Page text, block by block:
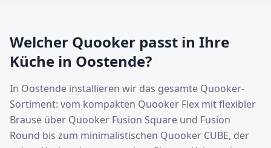
Welcher Quooker passt in Ihre
Küche in Oostende?
In Oostende installieren wir das gesamte Quooker-
Sortiment: vom kompakten Quooker Flex mit flexibler
Brause über Quooker Fusion Square und Fusion
Round bis zum minimalistischen Quooker CUBE, der